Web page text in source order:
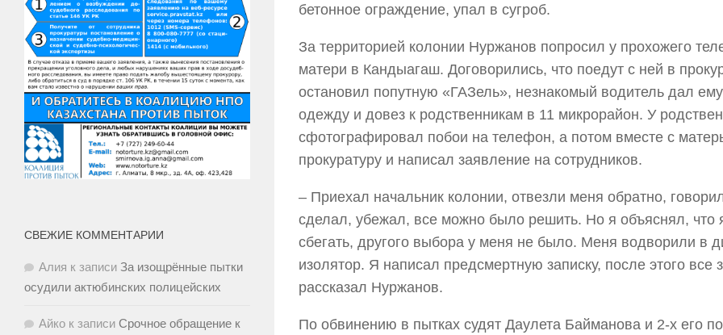
бетонное ограждение, упал в сугроб.
За территорией колонии Нуржанов попросил у прохожего
матери в Кандыагаш. Договорились, что поедут с ней в
остановил попутную «ГАЗель», незнакомый водитель дал
одежду и довез к родственникам в 11 микрорайон. У
сфотографировал побои на телефон, а потом вместе с
прокуратуру и написал заявление на сотрудников.
– Приехал начальник колонии, отвезли меня обратно,
сделал, убежал, все можно было решить. Но я объяснял, что
сбегать, другого выбора у меня не было. Меня водворили в
изолятор. Я написал предсмертную записку, после этого все
рассказал Нуржанов.
По обвинению в пытках судят Даулета Байманова и 2-х его
СВЕЖИЕ КОММЕНТАРИИ
Алия к записи За изощрённые пытки
осудили актюбинских полицейских
Айко к записи Срочное обращение к